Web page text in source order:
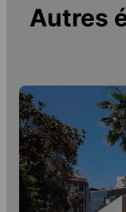
Autres